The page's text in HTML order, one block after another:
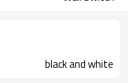
black and white